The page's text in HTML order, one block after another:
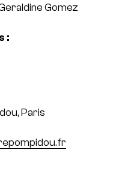
Gomez
:
Paris